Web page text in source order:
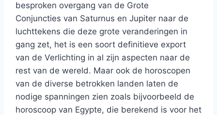
besproken overgang van de Grote
Conjuncties van Saturnus en Jupiter naar de
luchttekens die deze grote veranderingen in
gang zet, het is een soort definitieve export
van de Verlichting in al zijn aspecten naar de
rest van de wereld. Maar ook de horoscopen
van de diverse betrokken landen laten de
nodige spanningen zien zoals bijvoorbeeld de
horoscoop van Egypte, die berekend is voor het